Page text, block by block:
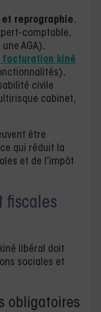
reprographie.
comptable,
AGA).
kiné
civile
cabinet,
être
ce qui réduit la
et de l’impôt
fiscales
libéral doit
sociales et
obligatoires